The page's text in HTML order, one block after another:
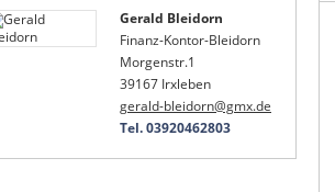
Gerald Bleidorn
Finanz-Kontor-Bleidorn
Morgenstr.1
39167 Irxleben
gerald-bleidorn@gmx.de
Tel. 03920462803